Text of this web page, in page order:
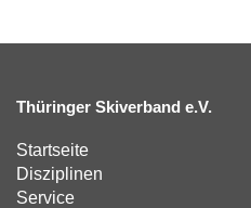
Thüringer Skiverband e.V.
Startseite
Disziplinen
Service